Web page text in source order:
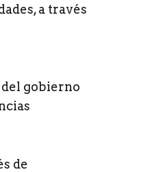
a través
gobierno
de